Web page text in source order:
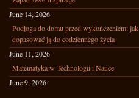
June 14, 2026
Podłoga do domu przed wykończeniem: jak
dopasować ją do codziennego życia
June 11, 2026
Matematyka w Technologii i Nauce
June 9, 2026